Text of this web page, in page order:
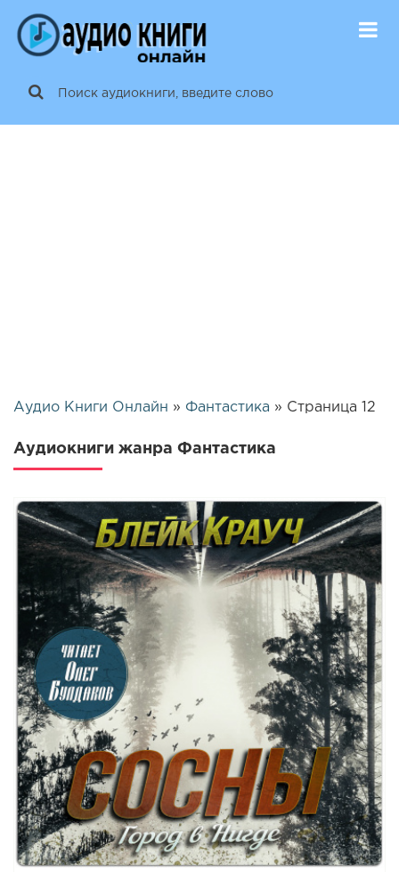
Аудио Книги Онлайн » Фантастика » Страница 12
Аудиокниги жанра Фантастика